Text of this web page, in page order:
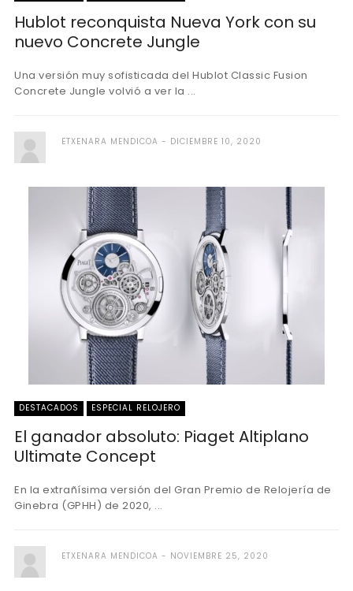
Hublot reconquista Nueva York con su
nuevo Concrete Jungle
Una versión muy sofisticada del Hublot Classic Fusion
Concrete Jungle volvió a ver la ...
ETXENARA MENDICOA DICIEMBRE 10, 2020
DESTACADOS ESPECIAL RELOJERO
El ganador absoluto: Piaget Altiplano
Ultimate Concept
En la extrañísima versión del Gran Premio de Relojería de
Ginebra (GPHH) de 2020, ...
ETXENARA MENDICOA NOVIEMBRE 25, 2020